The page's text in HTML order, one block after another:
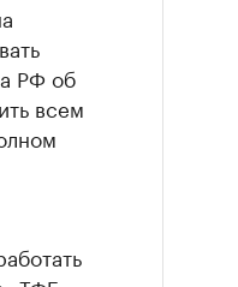
РФ об
всем